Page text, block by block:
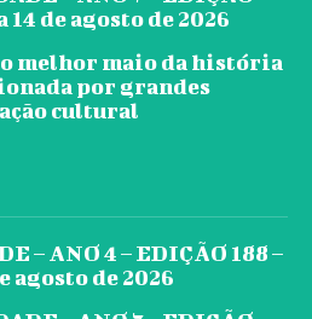
14 de agosto de 2026
melhor maio da história
por grandes
cultural
– ANO 4 – EDIÇÃO 188 –
agosto de 2026